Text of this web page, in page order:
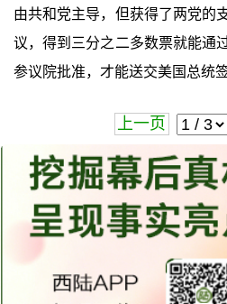
由共和党主导，但获得了两党的
议，得到三分之二多数票就能通
参议院批准，才能送交美国总统
上一页